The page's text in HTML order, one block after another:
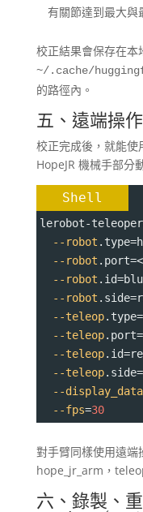
有關節達到最大與
校正結果會保存在本
~/.cache/
的路徑內。
五、遠端操
校正完成後，就能使
HopeJR 機械手部分
Shell
lerobot-
--robot .type=
--robot .port=
--robot .id=
--robot .side=
--teleop.type=
--teleop.port=
--teleop.id=
--teleop.side=
--display_data
--fps=30
對手臂同樣使用遠
hope_jr_arm，
六、錄製、